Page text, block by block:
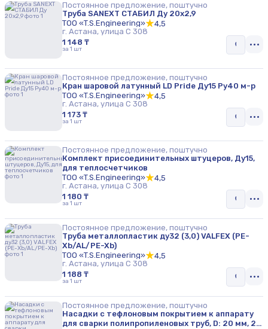
Постоянное предложение, поштучно
Труба SANEXT СТАБИЛ Ду 20х2,9
ТОО «T.S.Engineering»
4,5
г. Астана, улица С 308
1 148 ₸
за 1 шт
Постоянное предложение, поштучно
Кран шаровой латунный LD Pride Ду15 Ру40 м-р
ТОО «T.S.Engineering»
4,5
г. Астана, улица С 308
1 173 ₸
за 1 шт
Постоянное предложение, поштучно
Комплект присоединительных штуцеров, Ду15,
для теплосчетчиков
ТОО «T.S.Engineering»
4,5
г. Астана, улица С 308
1 180 ₸
за 1 шт
Постоянное предложение, поштучно
Труба металлопластик ду32 (3,0) VALFEX (PE-
Xb/AL/PE-Xb)
ТОО «T.S.Engineering»
4,5
г. Астана, улица С 308
1 188 ₸
за 1 шт
Постоянное предложение, поштучно
Насадки с тефлоновым покрытием к аппарату
для сварки полипропиленовых труб, D: 20 мм, 25